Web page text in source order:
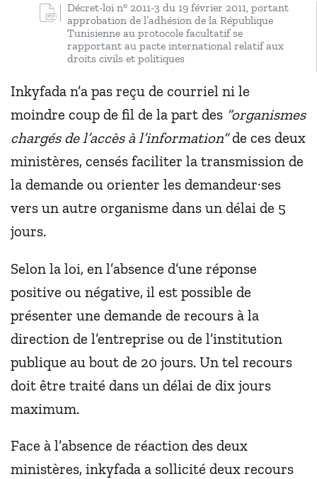
Décret-loi n° 2011-3 du 19 février 2011, portant
approbation de l’adhésion de la République
Tunisienne au protocole facultatif se
rapportant au pacte international relatif aux
droits civils et politiques
Inkyfada n’a pas reçu de courriel ni le
moindre coup de fil de la part des “organismes
chargés de l’accès à l’information”de ces deux
ministères, censés faciliter la transmission de
la demande ou orienter les demandeur·ses
vers un autre organisme dans un délai de 5
jours.
Selon la loi, en l’absence d’une réponse
positive ou négative, il est possible de
présenter une demande de recours à la
direction de l’entreprise ou de l’institution
publique au bout de 20 jours. Un tel recours
doit être traité dans un délai de dix jours
maximum.
Face à l’absence de réaction des deux
ministères, inkyfada a sollicité deux recours